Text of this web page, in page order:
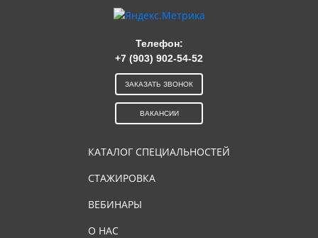
КАТАЛОГ СПЕЦИАЛЬНОСТЕЙ
СТАЖИРОВКА
ВЕБИНАРЫ
О НАС
Телефон:
+7 (903) 902-54-52
ЗАКАЗАТЬ ЗВОНОК
ВАКАНСИИ